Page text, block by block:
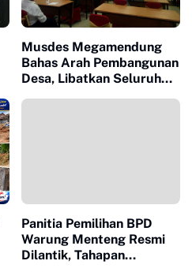
Musdes Megamendung
Bahas Arah Pembangunan
Desa, Libatkan Seluruh
Panitia Pemilihan BPD
Warung Menteng Resmi
Dilantik, Tahapan